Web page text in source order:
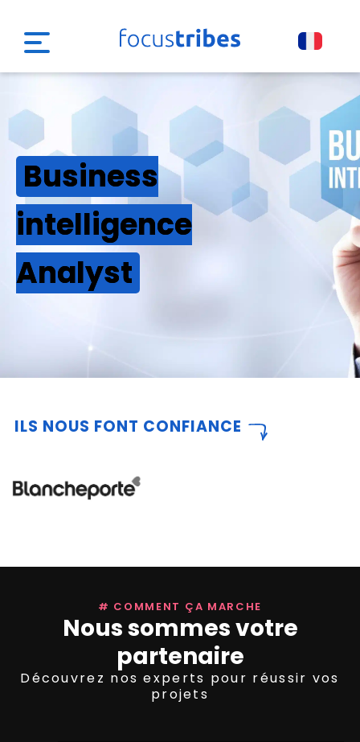
Business
intelligence
Analyst
ILS NOUS FONT CONFIANCE
# COMMENT ÇA MARCHE
Nous sommes votre
partenaire
Découvrez nos experts pour réussir vos
projets